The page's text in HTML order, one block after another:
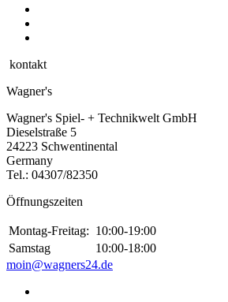
kontakt
Wagner's
Wagner's Spiel- + Technikwelt GmbH
Dieselstraße 5
24223 Schwentinental
Germany
Tel.: 04307/82350
Öffnungszeiten
Montag-Freitag: 10:00-19:00
Samstag
10:00-18:00
moin@wagners24.de